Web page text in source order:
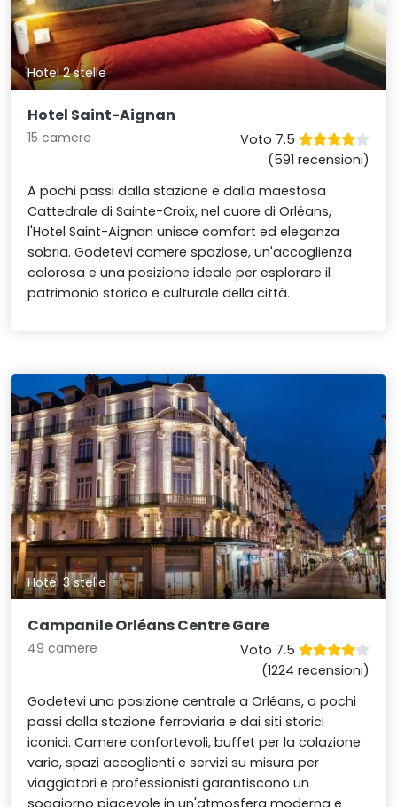
Hotel 2 stelle
Hotel Saint-Aignan
15 camere
Voto 7.5
(591 recensioni)
A pochi passi dalla stazione e dalla maestosa
Cattedrale di Sainte-Croix, nel cuore di Orléans,
l'Hotel Saint-Aignan unisce comfort ed eleganza
sobria. Godetevi camere spaziose, un'accoglienza
calorosa e una posizione ideale per esplorare il
patrimonio storico e culturale della città.
Hotel 3 stelle
Campanile Orléans Centre Gare
49 camere
Voto 7.5
(1224 recensioni)
Godetevi una posizione centrale a Orléans, a pochi
passi dalla stazione ferroviaria e dai siti storici
iconici. Camere confortevoli, buffet per la colazione
vario, spazi accoglienti e servizi su misura per
viaggiatori e professionisti garantiscono un
soggiorno piacevole in un'atmosfera moderna e